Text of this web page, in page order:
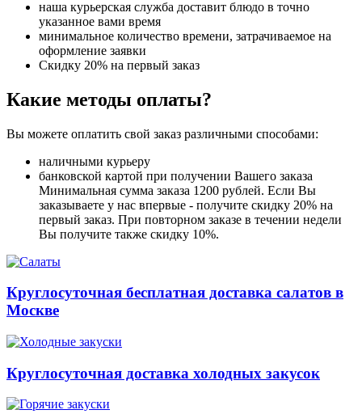
наша курьерская служба доставит блюдо в точно
указанное вами время
минимальное количество времени, затрачиваемое на
оформление заявки
Скидку 20% на первый заказ
Какие методы оплаты?
Вы можете оплатить свой заказ различными способами:
наличными курьеру
банковской картой при получении Вашего заказа
Минимальная сумма заказа 1200 рублей. Если Вы
заказываете у нас впервые - получите скидку 20% на
первый заказ. При повторном заказе в течении недели
Вы получите также скидку 10%.
Круглосуточная бесплатная доставка салатов в
Москве
Круглосуточная доставка холодных закусок